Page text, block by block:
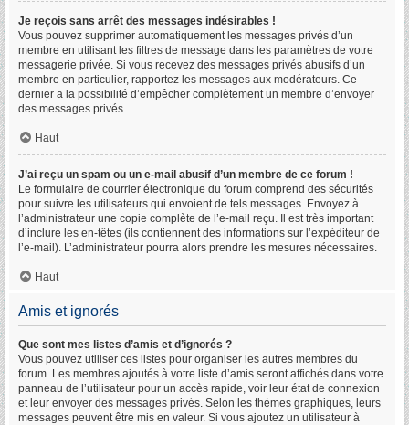
Je reçois sans arrêt des messages indésirables !
Vous pouvez supprimer automatiquement les messages privés d’un
membre en utilisant les filtres de message dans les paramètres de votre
messagerie privée. Si vous recevez des messages privés abusifs d’un
membre en particulier, rapportez les messages aux modérateurs. Ce
dernier a la possibilité d’empêcher complètement un membre d’envoyer
des messages privés.
Haut
J’ai reçu un spam ou un e-mail abusif d’un membre de ce forum !
Le formulaire de courrier électronique du forum comprend des sécurités
pour suivre les utilisateurs qui envoient de tels messages. Envoyez à
l’administrateur une copie complète de l’e-mail reçu. Il est très important
d’inclure les en-têtes (ils contiennent des informations sur l’expéditeur de
l’e-mail). L’administrateur pourra alors prendre les mesures nécessaires.
Haut
Amis et ignorés
Que sont mes listes d’amis et d’ignorés ?
Vous pouvez utiliser ces listes pour organiser les autres membres du
forum. Les membres ajoutés à votre liste d’amis seront affichés dans votre
panneau de l’utilisateur pour un accès rapide, voir leur état de connexion
et leur envoyer des messages privés. Selon les thèmes graphiques, leurs
messages peuvent être mis en valeur. Si vous ajoutez un utilisateur à